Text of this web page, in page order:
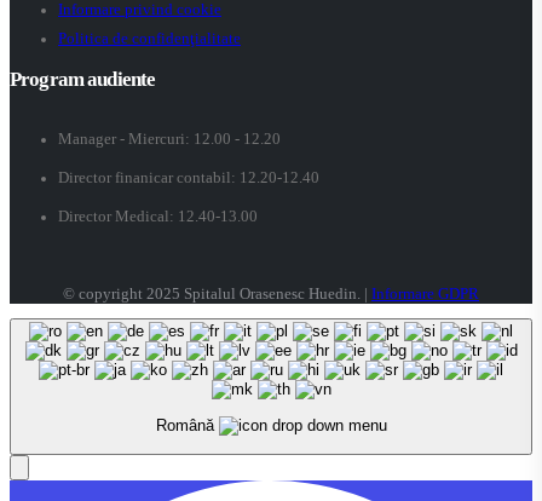
Informare privind cookie
Politica de confidenţialitate
Program audiente
Manager - Miercuri: 12.00 - 12.20
Director finanicar contabil: 12.20-12.40
Director Medical: 12.40-13.00
© copyright 2025 Spitalul Orasenesc Huedin. | Informare GDPR
Română